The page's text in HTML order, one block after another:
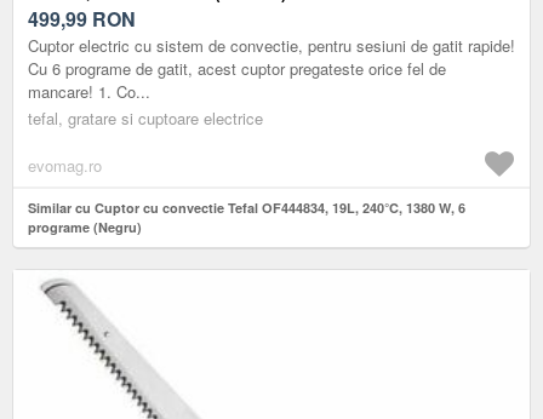
499,99 RON
Cuptor electric cu sistem de convectie, pentru sesiuni de gatit rapide!
Cu 6 programe de gatit, acest cuptor pregateste orice fel de
mancare! 1. Co...
tefal, gratare si cuptoare electrice
evomag.ro
Similar cu Cuptor cu convectie Tefal OF444834, 19L, 240°C, 1380 W, 6
programe (Negru)